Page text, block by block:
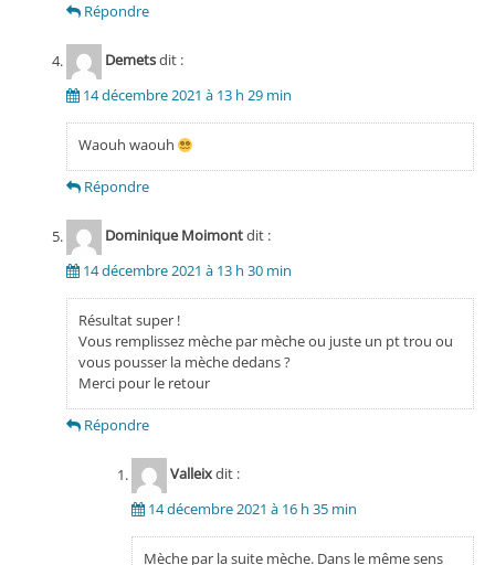
Répondre
Demetsdit :
14 décembre 2021 à 13 h 29 min
Waouh waouh
Répondre
Dominique Moimontdit :
14 décembre 2021 à 13 h 30 min
Résultat super !
Vous remplissez mèche par mèche ou juste un pt trou ou
vous pousser la mèche dedans ?
Merci pour le retour
Répondre
Valleixdit :
14 décembre 2021 à 16 h 35 min
Mèche par la suite mèche. Dans le même sens